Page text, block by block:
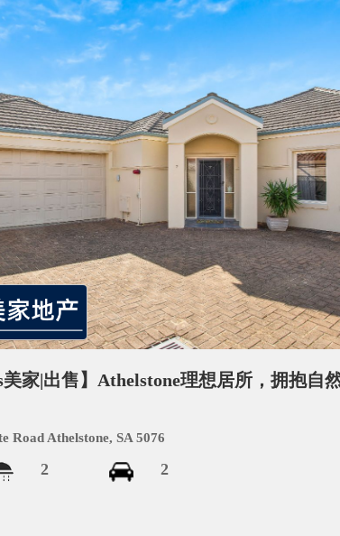
家|出售】Athelstone理想居所，拥抱自
Road Athelstone, SA 5076
2 2